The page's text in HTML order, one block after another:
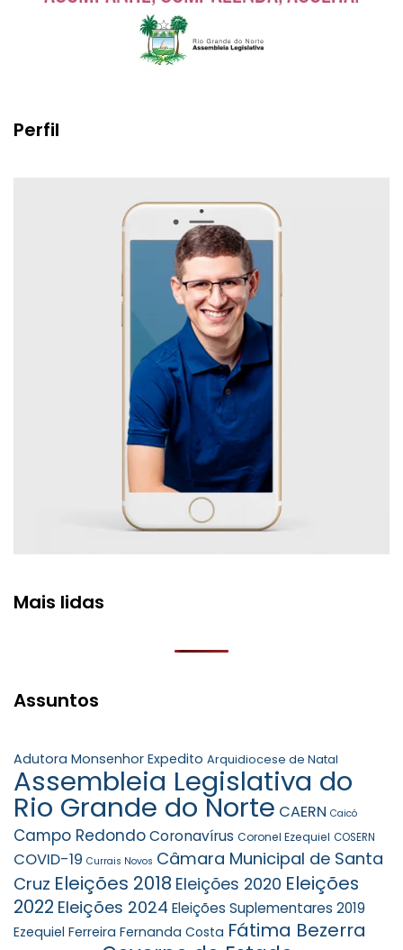
Perfil
Mais lidas
Assuntos
Adutora Monsenhor Expedito Arquidiocese de Natal
Assembleia Legislativa do
Rio Grande do Norte CAERN Caicó
Campo RedondoCoronavírus Coronel Ezequiel COSERN
COVID-19 Currais Novos Câmara Municipal de Santa
Cruz Eleições 2018 Eleições 2020 Eleições
2022 Eleições 2024 Eleições Suplementares 2019
Ezequiel Ferreira Fernanda Costa Fátima Bezerra